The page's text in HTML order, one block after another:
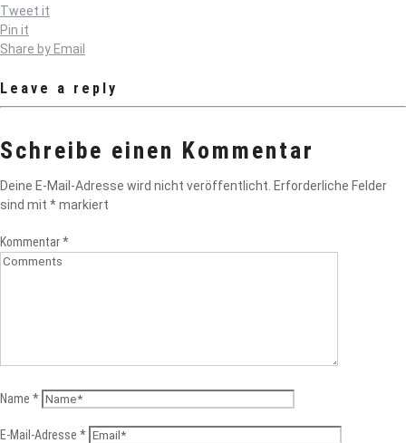
Tweet it
Pin it
Share by Email
Leave a reply
Schreibe einen Kommentar
Deine E-Mail-Adresse wird nicht veröffentlicht. Erforderliche Felder
sind mit *markiert
Kommentar*
Name *
E-Mail-Adresse *